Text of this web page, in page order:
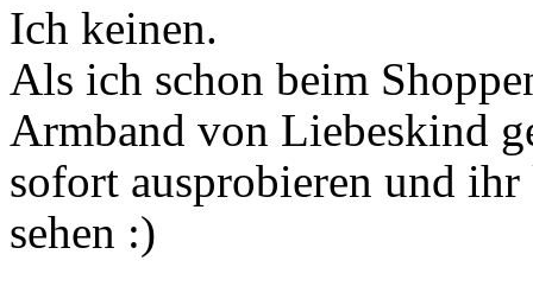
Ich keinen.
Als ich schon beim
Armband von Liebeskind
sofort ausprobieren und
sehen :)